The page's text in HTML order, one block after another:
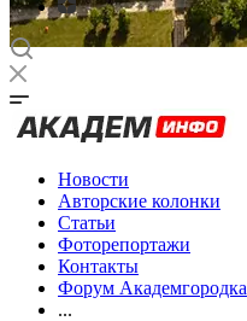
Новости
Авторские колонки
Статьи
Фоторепортажи
Контакты
Форум Академгородка
...